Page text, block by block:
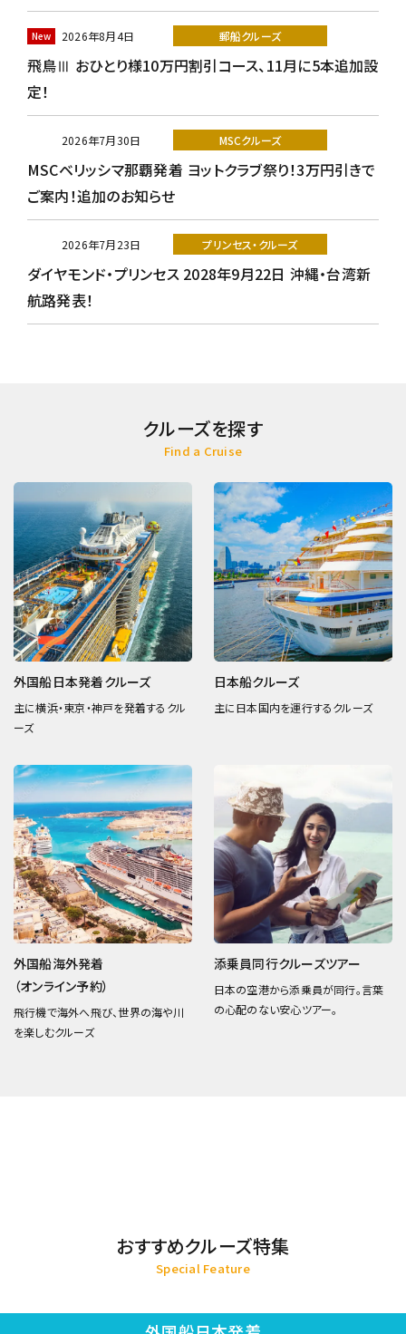
2026年8月4日 郵船クルーズ
飛鳥Ⅲ おひとり様10万円割引コース、11月に5本追加設
定！
2026年7月30日 MSCクルーズ
MSCベリッシマ那覇発着 ヨットクラブ祭り！3万円引きで
ご案内！追加のお知らせ
2026年7月23日 プリンセス・クルーズ
ダイヤモンド・プリンセス 2028年9月22日 沖縄・台湾新
航路発表！
クルーズを探す
Find a Cruise
外国船日本発着クルーズ
主に横浜・東京・神戸を発着するクル
ーズ
日本船クルーズ
主に日本国内を運行するクルーズ
外国船海外発着
（オンライン予約）
飛行機で海外へ飛び、世界の海や川
を楽しむクルーズ
添乗員同行クルーズツアー
日本の空港から添乗員が同行。言葉
の心配のない安心ツアー。
おすすめクルーズ特集
Special Feature